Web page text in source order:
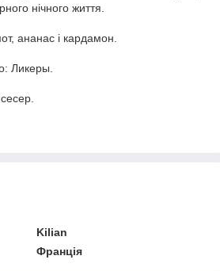
нічного життя.
ананас і кардамон.
Ликеры.
Kilian
Франція